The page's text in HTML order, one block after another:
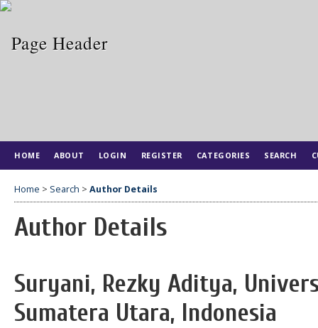
HOME ABOUT LOGIN REGISTER CATEGORIES SEARCH
Home > Search > Author Details
Author Details
Suryani, Rezky Aditya,
Sumatera Utara, Indonesia